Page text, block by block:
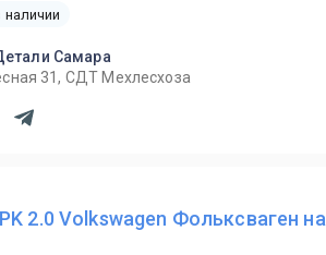
наличии
Самара
31, СДТ Мехлесхоза
2.0 Volkswagen Фольксваген на